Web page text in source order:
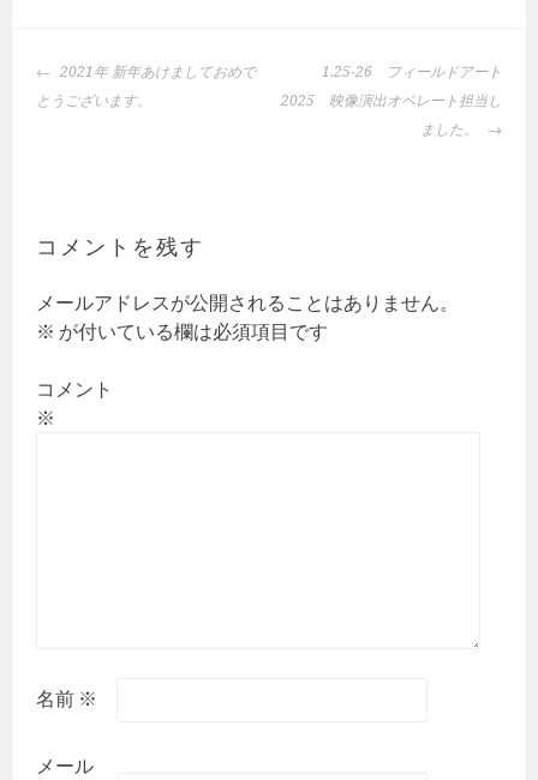
投
稿
シ
ン
2021年 新年あけましておめで
とうございます。
1.25-26 フィールドアート
2025 映像演出オペレート担当し
ました。
コメントを残す
メールアドレスが公開されることはありません。
※ が付いている欄は必須項目です
コメント
※
名前 ※
メール